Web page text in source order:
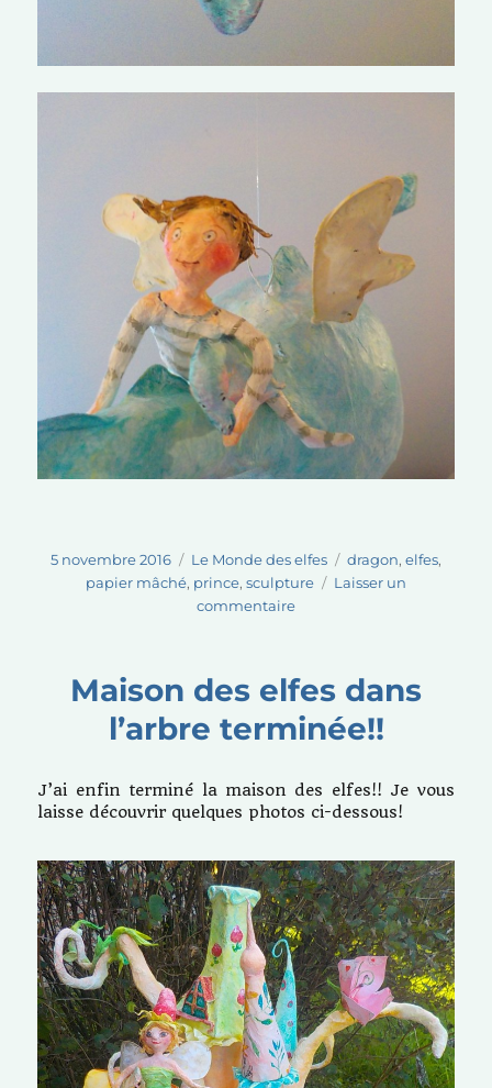
Publié
5 novembre 2016 Catégories
Le Monde des elfes Étiquettes
dragon, elfes,
papier mâché, prince, sculpture
Laisser un
commentairesur
petit
prince
Maison des elfes dans
l’arbre terminée!!
J’ai enfin terminé la maison des elfes!! Je vous
laisse découvrir quelques photos ci-dessous!